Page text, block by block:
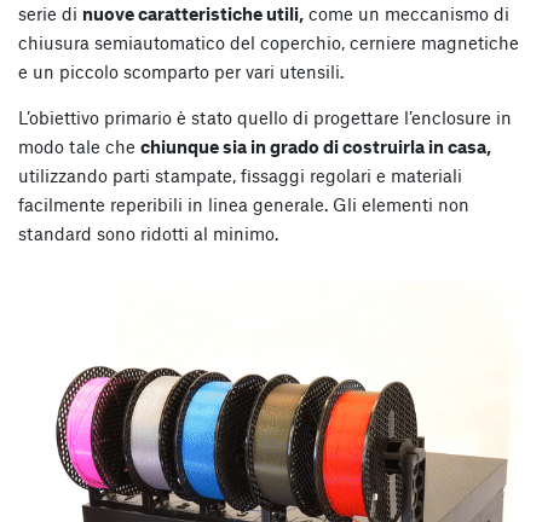
serie di nuove caratteristiche utili, come un meccanismo di
chiusura semiautomatico del coperchio, cerniere magnetiche
e un piccolo scomparto per vari utensili.
L’obiettivo primario è stato quello di progettare l’enclosure in
modo tale che chiunque sia in grado di costruirla in casa,
utilizzando parti stampate, fissaggi regolari e materiali
facilmente reperibili in linea generale. Gli elementi non
standard sono ridotti al minimo.